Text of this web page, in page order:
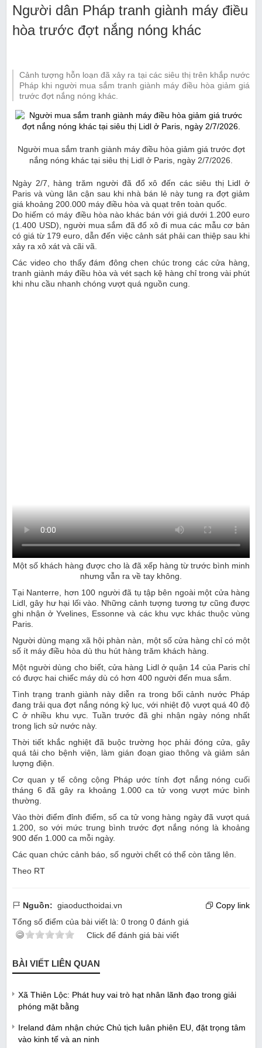
Người dân Pháp tranh giành máy điều
hòa trước đợt nắng nóng khác
Cảnh tượng hỗn loạn đã xảy ra tại các siêu thị trên khắp nước
Pháp khi người mua sắm tranh giành máy điều hòa giảm giá
trước đợt nắng nóng khác.
Người mua sắm tranh giành máy điều hòa giảm giá trước đợt
nắng nóng khác tại siêu thị Lidl ở Paris, ngày 2/7/2026.
Ngày 2/7, hàng trăm người đã đổ xô đến các siêu thị Lidl ở
Paris và vùng lân cận sau khi nhà bán lẻ này tung ra đợt giảm
giá khoảng 200.000 máy điều hòa và quạt trên toàn quốc.
Do hiếm có máy điều hòa nào khác bán với giá dưới 1.200 euro
(1.400 USD), người mua sắm đã đổ xô đi mua các mẫu cơ bản
có giá từ 179 euro, dẫn đến việc cảnh sát phải can thiệp sau khi
xảy ra xô xát và cãi vã.
Các video cho thấy đám đông chen chúc trong các cửa hàng,
tranh giành máy điều hòa và vét sạch kệ hàng chỉ trong vài phút
khi nhu cầu nhanh chóng vượt quá nguồn cung.
Một số khách hàng được cho là đã xếp hàng từ trước bình minh
nhưng vẫn ra về tay không.
Tại Nanterre, hơn 100 người đã tụ tập bên ngoài một cửa hàng
Lidl, gây hư hại lối vào. Những cảnh tượng tương tự cũng được
ghi nhận ở Yvelines, Essonne và các khu vực khác thuộc vùng
Paris.
Người dùng mạng xã hội phàn nàn, một số cửa hàng chỉ có một
số ít máy điều hòa dù thu hút hàng trăm khách hàng.
Một người dùng cho biết, cửa hàng Lidl ở quận 14 của Paris chỉ
có được hai chiếc máy dù có hơn 400 người đến mua sắm.
Tình trạng tranh giành này diễn ra trong bối cảnh nước Pháp
đang trải qua đợt nắng nóng kỷ lục, với nhiệt độ vượt quá 40 độ
C ở nhiều khu vực. Tuần trước đã ghi nhận ngày nóng nhất
trong lịch sử nước này.
Thời tiết khắc nghiệt đã buộc trường học phải đóng cửa, gây
quá tải cho bệnh viện, làm gián đoạn giao thông và giảm sản
lượng điện.
Cơ quan y tế công cộng Pháp ước tính đợt nắng nóng cuối
tháng 6 đã gây ra khoảng 1.000 ca tử vong vượt mức bình
thường.
Vào thời điểm đỉnh điểm, số ca tử vong hàng ngày đã vượt quá
1.200, so với mức trung bình trước đợt nắng nóng là khoảng
900 đến 1.000 ca mỗi ngày.
Các quan chức cảnh báo, số người chết có thể còn tăng lên.
Theo RT
Nguồn: giaoducthoidai.vn
Copy link
Tổng số điểm của bài viết là: 0 trong 0 đánh giá
Click để đánh giá bài viết
BÀI VIẾT LIÊN QUAN
Xã Thiên Lộc: Phát huy vai trò hạt nhân lãnh đạo trong giải
phóng mặt bằng
Ireland đảm nhận chức Chủ tịch luân phiên EU, đặt trọng tâm
vào kinh tế và an ninh